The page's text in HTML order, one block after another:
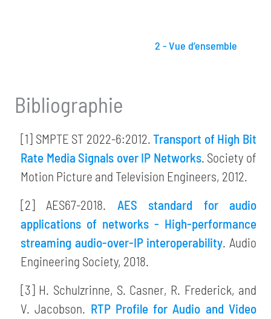
2 - Vue d’ensemble
Bibliographie
[1] SMPTE ST 2022-6:2012.Transport of High Bit
Rate Media Signals over IP Networks. Society of
Motion Picture and Television Engineers, 2012.
[2] AES67-2018. AES standard for audio
applications of networks - High-performance
streaming audio-over-IP interoperability. Audio
Engineering Society, 2018.
[3] H. Schulzrinne, S. Casner, R. Frederick, and
V. Jacobson. RTP Profile for Audio and Video